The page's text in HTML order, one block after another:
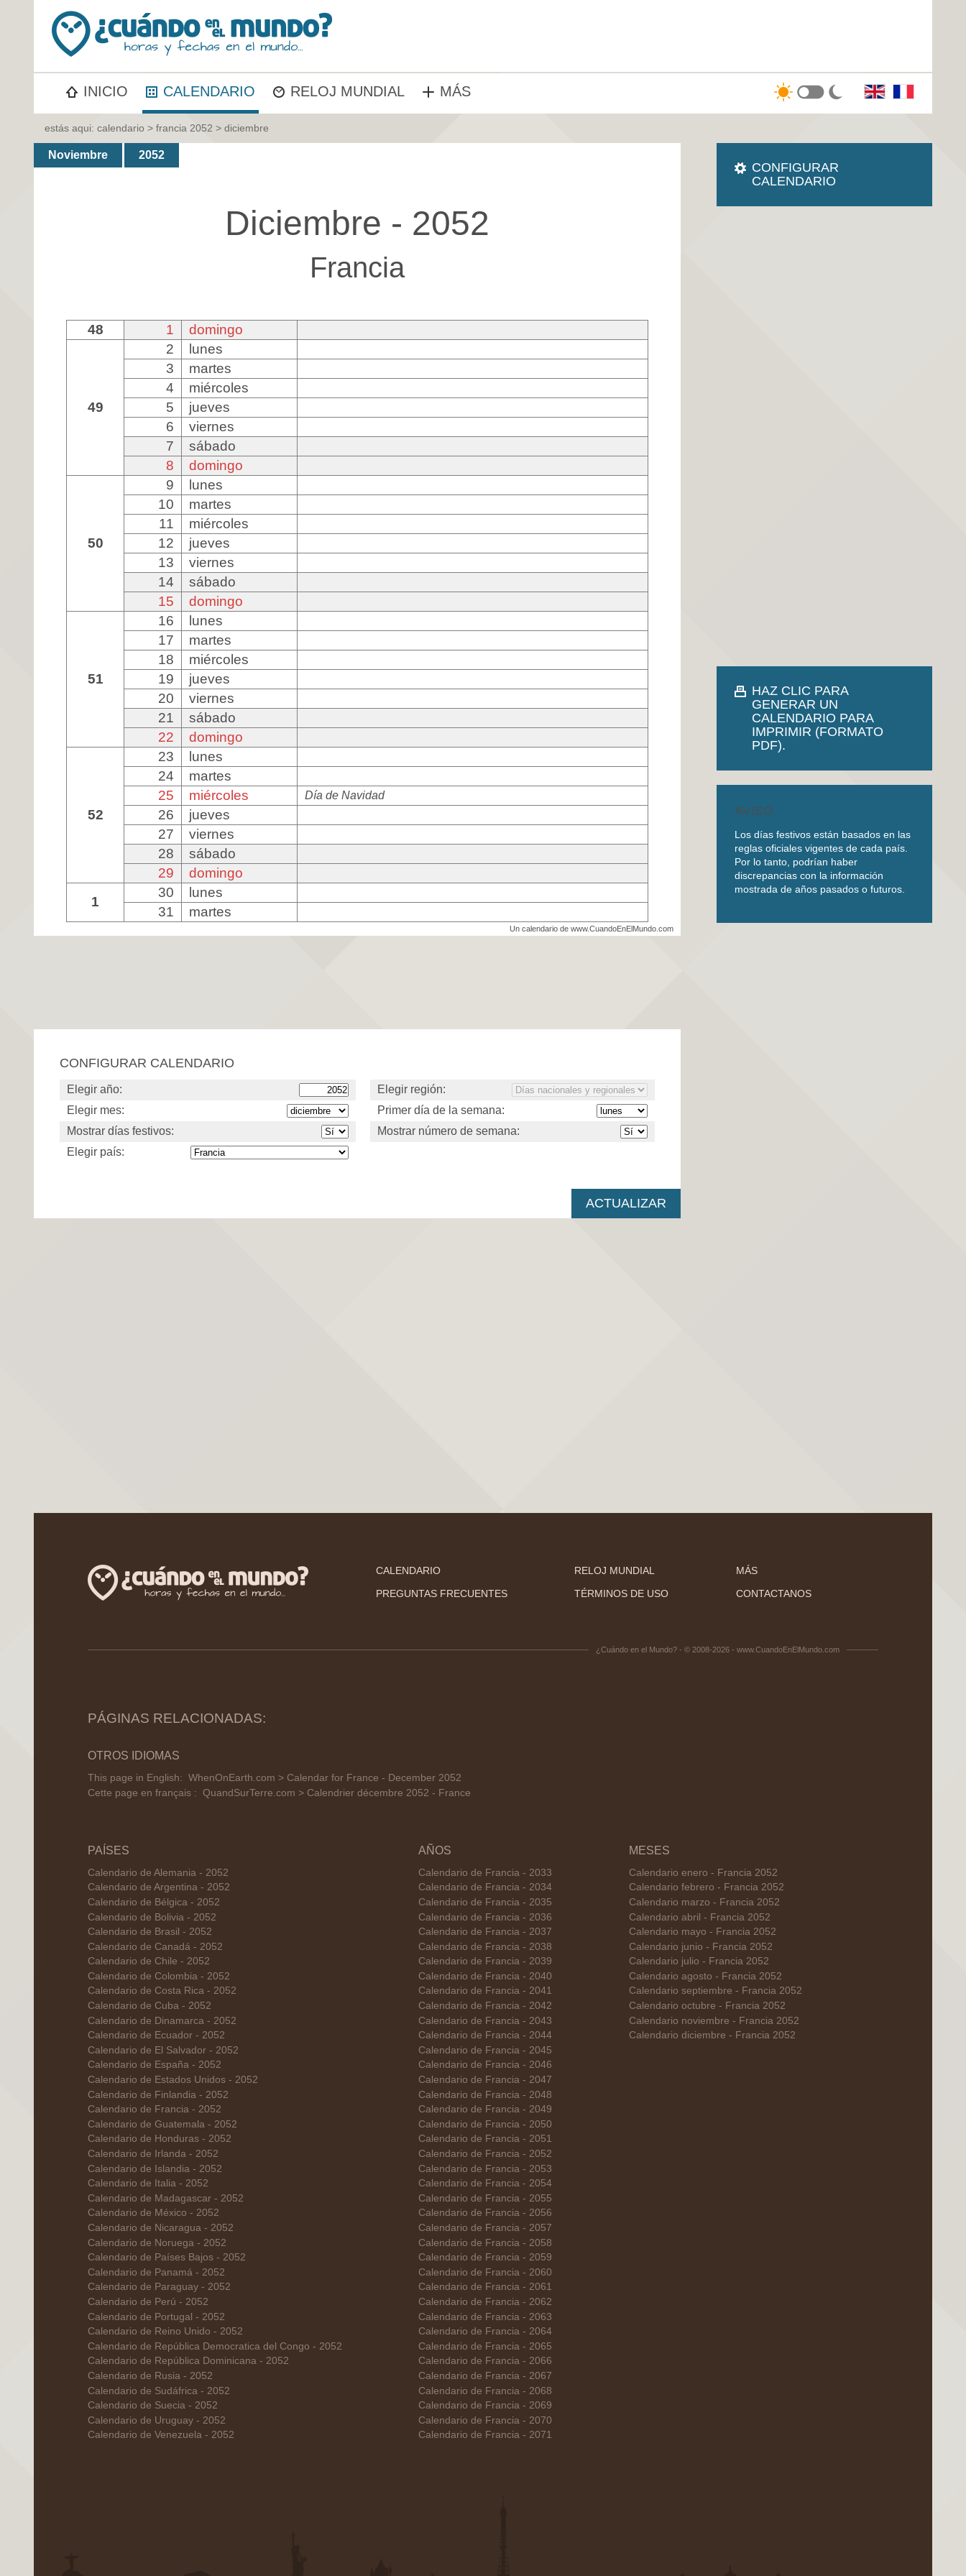
INICIO CALENDARIO RELOJ MUNDIAL MÁS
estás aqui: calendario > francia 2052 > diciembre
Noviembre 2052
Diciembre - 2052
Francia
48 1 domingo
49
2
lunes
3
martes
4
miércoles
5
jueves
6
viernes
7
sábado
8
domingo
50
9
lunes
10
martes
11
miércoles
12
jueves
13
viernes
14
sábado
15
domingo
51
16
lunes
17
martes
18
miércoles
19
jueves
20
viernes
21
sábado
22
domingo
52
23
lunes
24
martes
25
miércoles Día de Navidad
26
jueves
27
viernes
28
sábado
29
domingo
1
30
lunes
31
martes
Un calendario de www.CuandoEnElMundo.com
CONFIGURAR CALENDARIO
Elegir año:
Elegir mes:
Mostrar días festivos:
Elegir país:
Elegir región:
Primer día de la semana:
Mostrar número de semana:
CONFIGURAR
CALENDARIO
HAZ CLIC PARA
GENERAR UN
CALENDARIO PARA
IMPRIMIR (FORMATO
PDF).
AVISO
Los días festivos están basados en las
reglas oficiales vigentes de cada país.
Por lo tanto, podrían haber
discrepancias con la información
mostrada de años pasados o futuros.
CALENDARIO RELOJ MUNDIAL
MÁS
PREGUNTAS FRECUENTES
TÉRMINOS DE USO CONTACTANOS
¿Cuándo en el Mundo? - © 2008-2026 - www.CuandoEnElMundo.com
PÁGINAS RELACIONADAS:
OTROS IDIOMAS
This page in English: WhenOnEarth.com > Calendar for France - December 2052
Cette page en français : QuandSurTerre.com > Calendrier décembre 2052 - France
PAÍSES
Calendario de Alemania - 2052
Calendario de Argentina - 2052
Calendario de Bélgica - 2052
Calendario de Bolivia - 2052
Calendario de Brasil - 2052
Calendario de Canadá - 2052
Calendario de Chile - 2052
Calendario de Colombia - 2052
Calendario de Costa Rica - 2052
Calendario de Cuba - 2052
Calendario de Dinamarca - 2052
Calendario de Ecuador - 2052
Calendario de El Salvador - 2052
Calendario de España - 2052
Calendario de Estados Unidos - 2052
Calendario de Finlandia - 2052
Calendario de Francia - 2052
Calendario de Guatemala - 2052
Calendario de Honduras - 2052
Calendario de Irlanda - 2052
Calendario de Islandia - 2052
Calendario de Italia - 2052
Calendario de Madagascar - 2052
Calendario de México - 2052
Calendario de Nicaragua - 2052
Calendario de Noruega - 2052
Calendario de Países Bajos - 2052
Calendario de Panamá - 2052
Calendario de Paraguay - 2052
Calendario de Perú - 2052
Calendario de Portugal - 2052
Calendario de Reino Unido - 2052
Calendario de República Democratica del Congo - 2052
Calendario de República Dominicana - 2052
Calendario de Rusia - 2052
Calendario de Sudáfrica - 2052
Calendario de Suecia - 2052
Calendario de Uruguay - 2052
Calendario de Venezuela - 2052
AÑOS
Calendario de Francia - 2033
Calendario de Francia - 2034
Calendario de Francia - 2035
Calendario de Francia - 2036
Calendario de Francia - 2037
Calendario de Francia - 2038
Calendario de Francia - 2039
Calendario de Francia - 2040
Calendario de Francia - 2041
Calendario de Francia - 2042
Calendario de Francia - 2043
Calendario de Francia - 2044
Calendario de Francia - 2045
Calendario de Francia - 2046
Calendario de Francia - 2047
Calendario de Francia - 2048
Calendario de Francia - 2049
Calendario de Francia - 2050
Calendario de Francia - 2051
Calendario de Francia - 2052
Calendario de Francia - 2053
Calendario de Francia - 2054
Calendario de Francia - 2055
Calendario de Francia - 2056
Calendario de Francia - 2057
Calendario de Francia - 2058
Calendario de Francia - 2059
Calendario de Francia - 2060
Calendario de Francia - 2061
Calendario de Francia - 2062
Calendario de Francia - 2063
Calendario de Francia - 2064
Calendario de Francia - 2065
Calendario de Francia - 2066
Calendario de Francia - 2067
Calendario de Francia - 2068
Calendario de Francia - 2069
Calendario de Francia - 2070
Calendario de Francia - 2071
MESES
Calendario enero - Francia 2052
Calendario febrero - Francia 2052
Calendario marzo - Francia 2052
Calendario abril - Francia 2052
Calendario mayo - Francia 2052
Calendario junio - Francia 2052
Calendario julio - Francia 2052
Calendario agosto - Francia 2052
Calendario septiembre - Francia 2052
Calendario octubre - Francia 2052
Calendario noviembre - Francia 2052
Calendario diciembre - Francia 2052